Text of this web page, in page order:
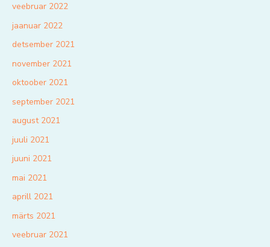
veebruar 2022
jaanuar 2022
detsember 2021
november 2021
oktoober 2021
september 2021
august 2021
juuli 2021
juuni 2021
mai 2021
aprill 2021
märts 2021
veebruar 2021